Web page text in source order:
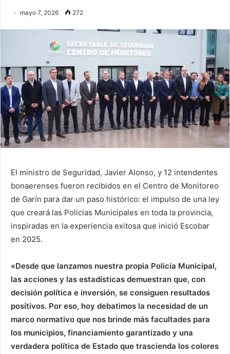
mayo 7, 2026 272
El ministro de Seguridad, Javier Alonso, y 12 intendentes
bonaerenses fueron recibidos en el Centro de Monitoreo
de Garín para dar un paso histórico: el impulso de una ley
que creará las Policías Municipales en toda la provincia,
inspiradas en la experiencia exitosa que inició Escobar
en 2025.
«​Desde que lanzamos nuestra propia Policía Municipal,
las acciones y las estadísticas demuestran que, con
decisión política e inversión, se consiguen resultados
positivos. Por eso, hoy debatimos la necesidad de un
marco normativo que nos brinde más facultades para
los municipios, financiamiento garantizado y una
verdadera política de Estado que trascienda los colores